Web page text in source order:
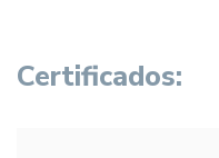
Certificados: